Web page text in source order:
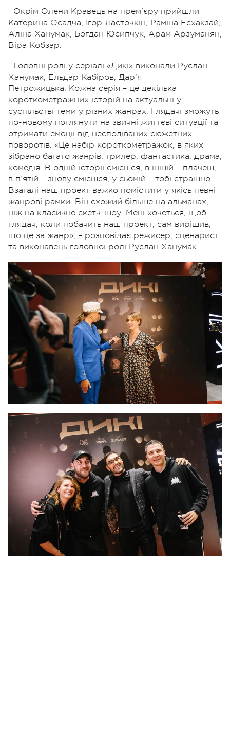
Окрім Олени Кравець на прем'єру прийшли
Катерина Осадча, Ігор Ласточкін, Раміна Есхакзай,
Аліна Ханумак, Богдан Юсипчук, Арам Арзуманян,
Віра Кобзар.
Головні ролі у серіалі «Дикі» виконали Руслан
Ханумак, Ельдар Кабіров, Дар’я
Петрожицька. Кожна серія – це декілька
короткометражних історій на актуальні у
суспільстві теми у різних жанрах. Глядачі зможуть
по-новому поглянути на звичні життєві ситуації та
отримати емоції від несподіваних сюжетних
поворотів. «Це набір короткометражок, в яких
зібрано багато жанрів: трилер, фантастика, драма,
комедія. В одній історії смієшся, в іншій – плачеш,
в п’ятій – знову смієшся, у сьомій – тобі страшно.
Взагалі наш проект важко помістити у якісь певні
жанрові рамки. Він схожий більше на альманах,
ніж на класичне скетч-шоу. Мені хочеться, щоб
глядач, коли побачить наш проект, сам вирішив,
що це за жанр», – розповідає режисер, сценарист
та виконавець головної ролі Руслан Ханумак.